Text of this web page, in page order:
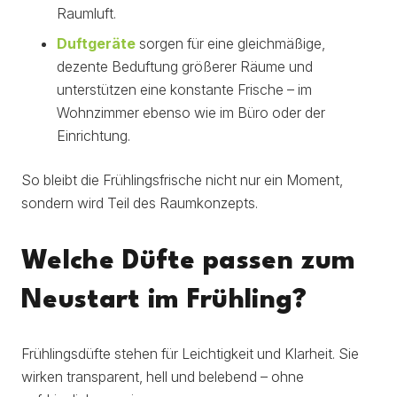
Raumluft.
Duftgeräte sorgen für eine gleichmäßige,
dezente Beduftung größerer Räume und
unterstützen eine konstante Frische – im
Wohnzimmer ebenso wie im Büro oder der
Einrichtung.
So bleibt die Frühlingsfrische nicht nur ein Moment,
sondern wird Teil des Raumkonzepts.
Welche Düfte passen zum
Neustart im Frühling?
Frühlingsdüfte stehen für Leichtigkeit und Klarheit. Sie
wirken transparent, hell und belebend – ohne